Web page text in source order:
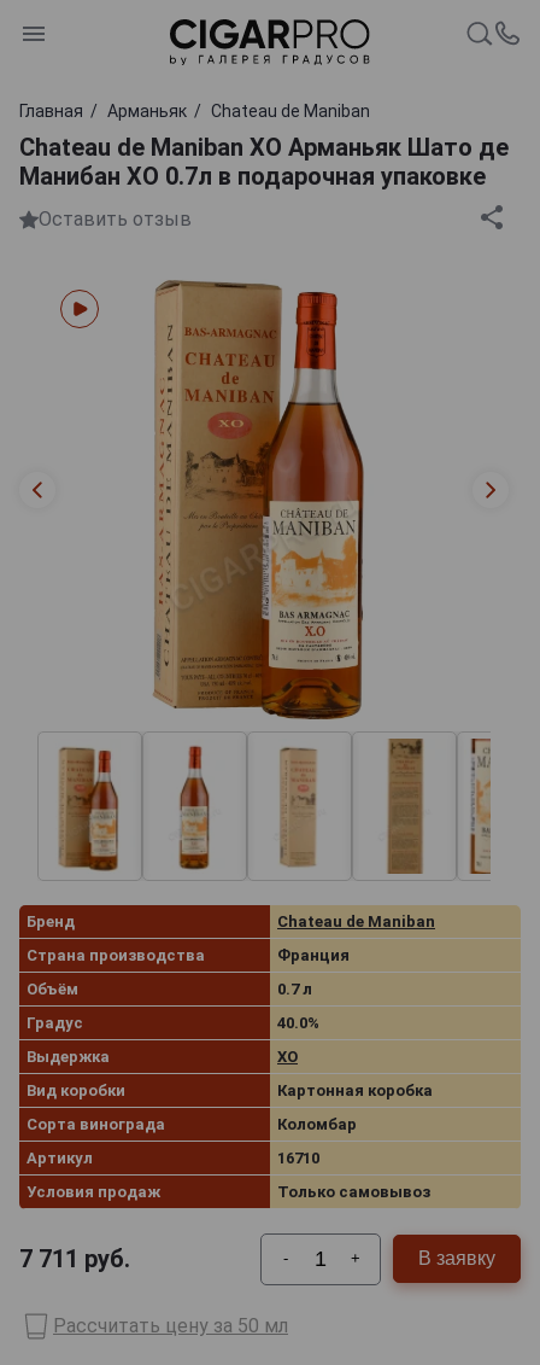
Главная Арманьяк Chateau de Maniban
Chateau de Maniban XO Арманьяк Шато де
Манибан ХО 0.7л в подарочная упаковке
Оставить отзыв
Бренд
Chateau de Maniban
Страна производства
Франция
Объём
0.7 л
Градус
40.0%
Выдержка
XO
Вид коробки
Картонная коробка
Сорта винограда
Коломбар
Артикул
16710
Условия продаж
Только самовывоз
7 711 руб. - + В заявку
Рассчитать цену за 50 мл